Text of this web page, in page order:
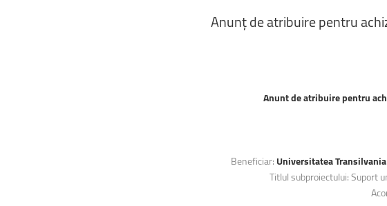
Anunțdeatribuirepentru
Anunt de atribuire pentru
Beneficiar: Universitatea
Titlul subproiectului: Suport